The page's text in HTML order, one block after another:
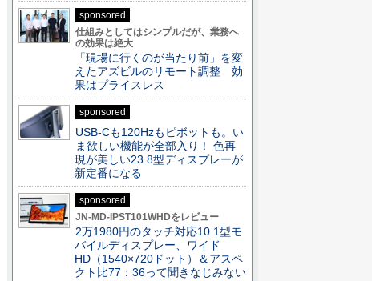
sponsored
仕組みとしてはシンプルだが、業務へ
の効果は絶大
「現場に行くのが当たり前」を変
えたアズビルのリモート調整 効
果はプライスレス
sponsored
USB-Cも120Hzもピボットも。い
ま欲しい機能が全部入り！ 色再
現が美しい23.8型ディスプレーが
新定番になる
sponsored
JN-MD-IPST101WHDをレビュー
2万1980円のタッチ対応10.1型モ
バイルディスプレー、ワイド
HD（1540×720ドット）＆アスペ
クト比77：36って聞きなじみない